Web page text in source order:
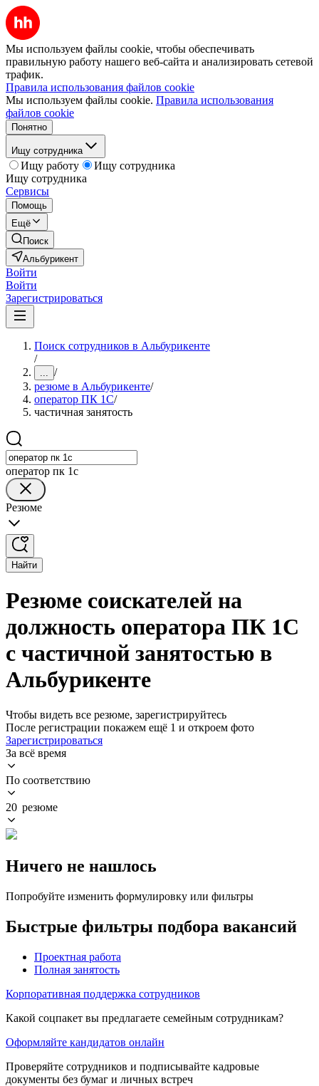
Мы используем файлы cookie, чтобы обеспечивать
правильную работу нашего веб-сайта и анализировать сетевой
трафик.
Правила использования файлов cookie
Мы используем файлы cookie. Правила использования
файлов cookie
Понятно
Ищу сотрудника
Ищу работу
Ищу сотрудника
Ищу сотрудника
Сервисы
Помощь
Ещё
Поиск
Альбурикент
Войти
Войти
Зарегистрироваться
Поиск сотрудников в Альбурикенте
/
... /
резюме в Альбурикенте/
оператор ПК 1С/
частичная занятость
оператор пк 1с
Резюме
Найти
Резюме соискателей на
должность оператора ПК 1С
с частичной занятостью в
Альбурикенте
Чтобы видеть все резюме, зарегистрируйтесь
После регистрации покажем ещё 1 и откроем фото
Зарегистрироваться
За всё время
По соответствию
20 резюме
Ничего не нашлось
Попробуйте изменить формулировку или фильтры
Быстрые фильтры подбора вакансий
Проектная работа
Полная занятость
Корпоративная поддержка сотрудников
Какой соцпакет вы предлагаете семейным сотрудникам?
Оформляйте кандидатов онлайн
Проверяйте сотрудников и подписывайте кадровые
документы без бумаг и личных встреч